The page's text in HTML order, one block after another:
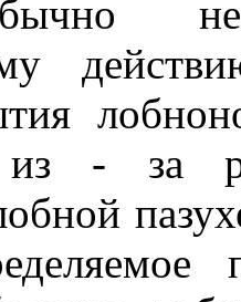
не
из - за